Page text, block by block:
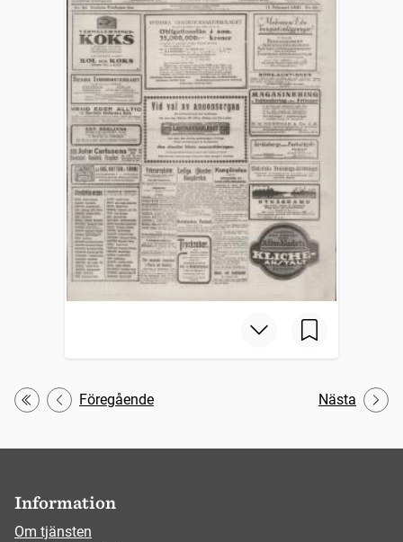
Första
Föregående Nästa
Information
Om tjänsten